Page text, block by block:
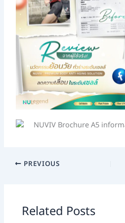
PREVIOUS
Related Posts